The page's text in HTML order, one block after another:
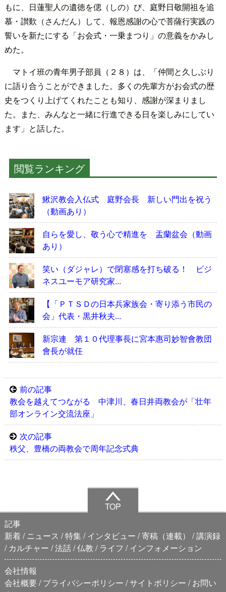
もに、日蓮聖人の遺徳を偲（しの）び、庭野日敬開祖を追
慕・讃歎（さんだん）して、報恩感謝の心で菩薩行実践の
誓いを新たにする「お会式・一乗まつり」の意義をかみし
めた。
マトイ班の青年男子部員（２８）は、「仲間と久しぶり
に語り合うことができました。多くの先輩方がお会式の歴
史をつくり上げてくれたことも知り、感謝が深まりまし
た。また、みんなと一緒に行進できる日を楽しみにしてい
ます」と話した。
閲覧ランキング
鰍沢教会入仏式 庭野会長 新しい門出を祝う
（動画あり）
自らを愛し、敬う心で精進を 盂蘭盆会（動画
あり）
笑い（ダジャレ）で閉塞感を打ち破る！ ビジ
ネスユーモア研究家...
【「ＰＴＳＤの日本兵家族会・寄り添う市民の
会」代表・黒井秋夫...
新宗連 第１０代理事長に宮本惠司妙智會教団
會長が就任
前の記事
教会を越えてつながる 中津川、春日井両教会が「壮年
部オンライン交流法座」
次の記事
秩父、豊橋の両教会で周年記念式典
TOP
記事
新着
ニュース 特集 インタビュー 寄稿（連載）
講演録
カルチャー 法話 仏教 ライフ
インフォメーション
会社情報
会社概要 プライバシーポリシー サイトポリシー
お問い